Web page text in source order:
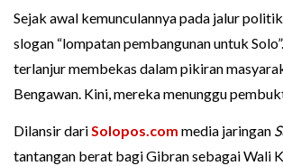
Sejak awal kemunculannya pada jalur
slogan “lompatan pembangunan untuk
terlanjur membekas dalam pikiran
Bengawan. Kini, mereka menunggu
Dilansir dariSolopos.com media jaringan
tantangan berat bagi Gibran sebagai Wali